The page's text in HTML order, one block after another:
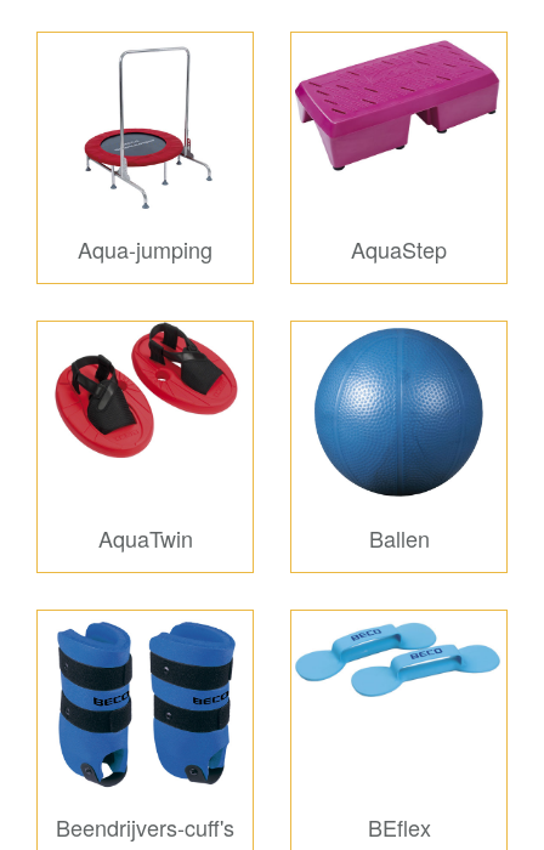
Aqua-jumping AquaStep
AquaTwin Ballen
Beendrijvers-cuff's BEflex